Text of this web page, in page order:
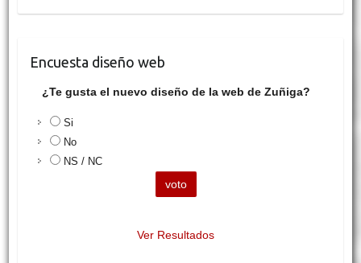
Encuesta diseño web
¿Te gusta el nuevo diseño de la web de Zuñiga?
Si
No
NS / NC
Ver Resultados